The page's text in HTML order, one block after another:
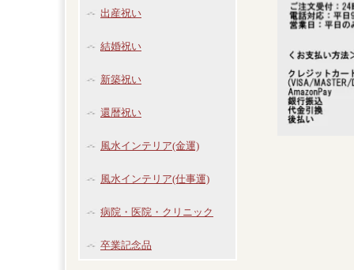
出産祝い
結婚祝い
新築祝い
還暦祝い
風水インテリア(金運)
風水インテリア(仕事運)
病院・医院・クリニック
卒業記念品